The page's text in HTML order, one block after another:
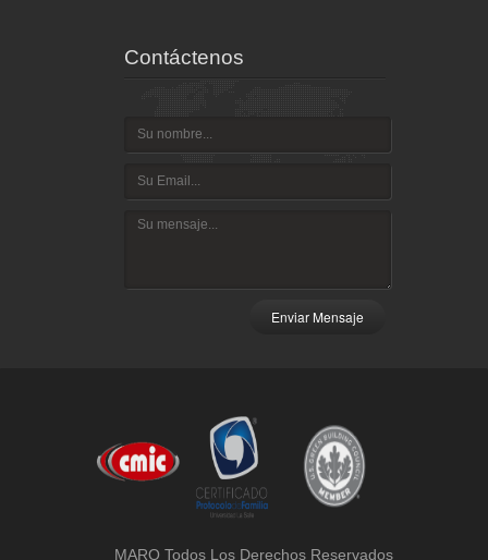
Contáctenos
Enviar Mensaje
MARQ Todos Los Derechos Reservados